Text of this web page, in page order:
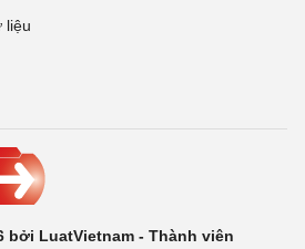
liệu
bởi LuatVietnam - Thành viên